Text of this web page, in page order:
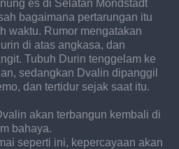
es di Selatan Mondstadt
bagaimana pertarungan itu
waktu. Rumor mengatakan
di atas angkasa, dan
Tubuh Durin tenggelam ke
sedangkan Dvalin dipanggil
dan tertidur sejak saat itu.
akan terbangun kembali di
bahaya.
seperti ini, kepercayaan akan